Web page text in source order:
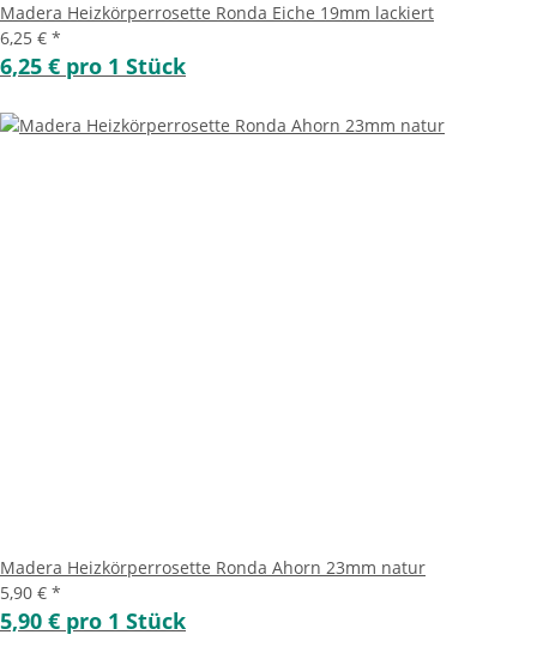
Madera Heizkörperrosette Ronda Eiche 19mm lackiert
6,25 € *
6,25 € pro 1 Stück
Madera Heizkörperrosette Ronda Ahorn 23mm natur
5,90 € *
5,90 € pro 1 Stück